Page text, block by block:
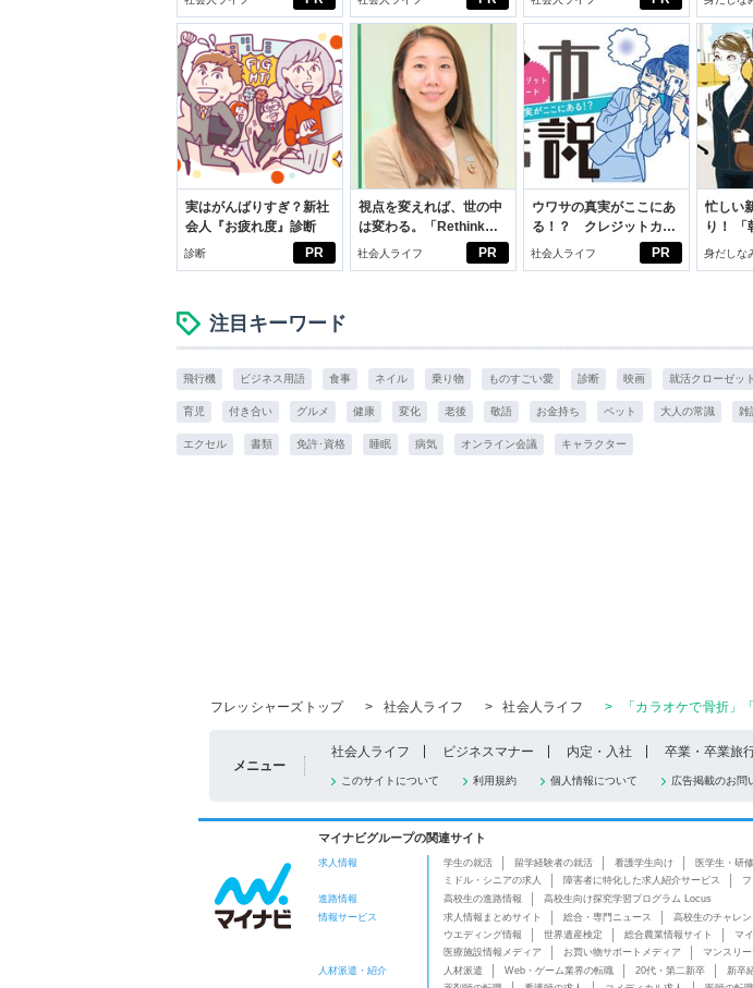
スアイテ
PR
実はがんばりすぎ？新社
会人『お疲れ度』診断
診断 PR
視点を変えれば、世の中
は変わる。「Rethink
PROJECT」がつたえた
社会人ライフ PR
ウワサの真実がここにあ
る！？ クレジットカー
ドの都市伝説
社会人ライフ
忙しい
り！ 「
じめよ
イケア
身だしな
スアイテ
注目キーワード
飛行機 ビジネス用語 食事 ネイル 乗り物 ものすごい愛 診断 映画 就活クローゼット
育児 付き合い グルメ 健康 変化 老後 敬語 お金持ち ペット 大人の常識 雑
エクセル 書類 免許･資格 睡眠 病気 オンライン会議 キャラクター
フレッシャーズトップ
> 社会人ライフ > 社会人ライフ > 「カラオケで骨折」
メニュー
社会人ライフ ビジネスマナー 内定・入社 卒業・卒業旅
このサイトについて 利用規約 個人情報について 広告掲載のお問
マイナビグループの関連サイト
求人情報 学生の就活 留学経験者の就活 看護学生向け 医学生・研
ミドル・シニアの求人
障害者に特化した求人紹介サービス
進路情報
高校生の進路情報
高校生向け探究学習プログラム Locus
情報サービス
求人情報まとめサイト 総合・専門ニュース 高校生のチャレン
ウエディング情報
世界遺産検定 総合農業情報サイト マ
医療施設情報メディア
お買い物サポートメディア マンスリ
人材派遣・紹介
人材派遣 Web・ゲーム業界の転職 20代・第二新卒 新卒